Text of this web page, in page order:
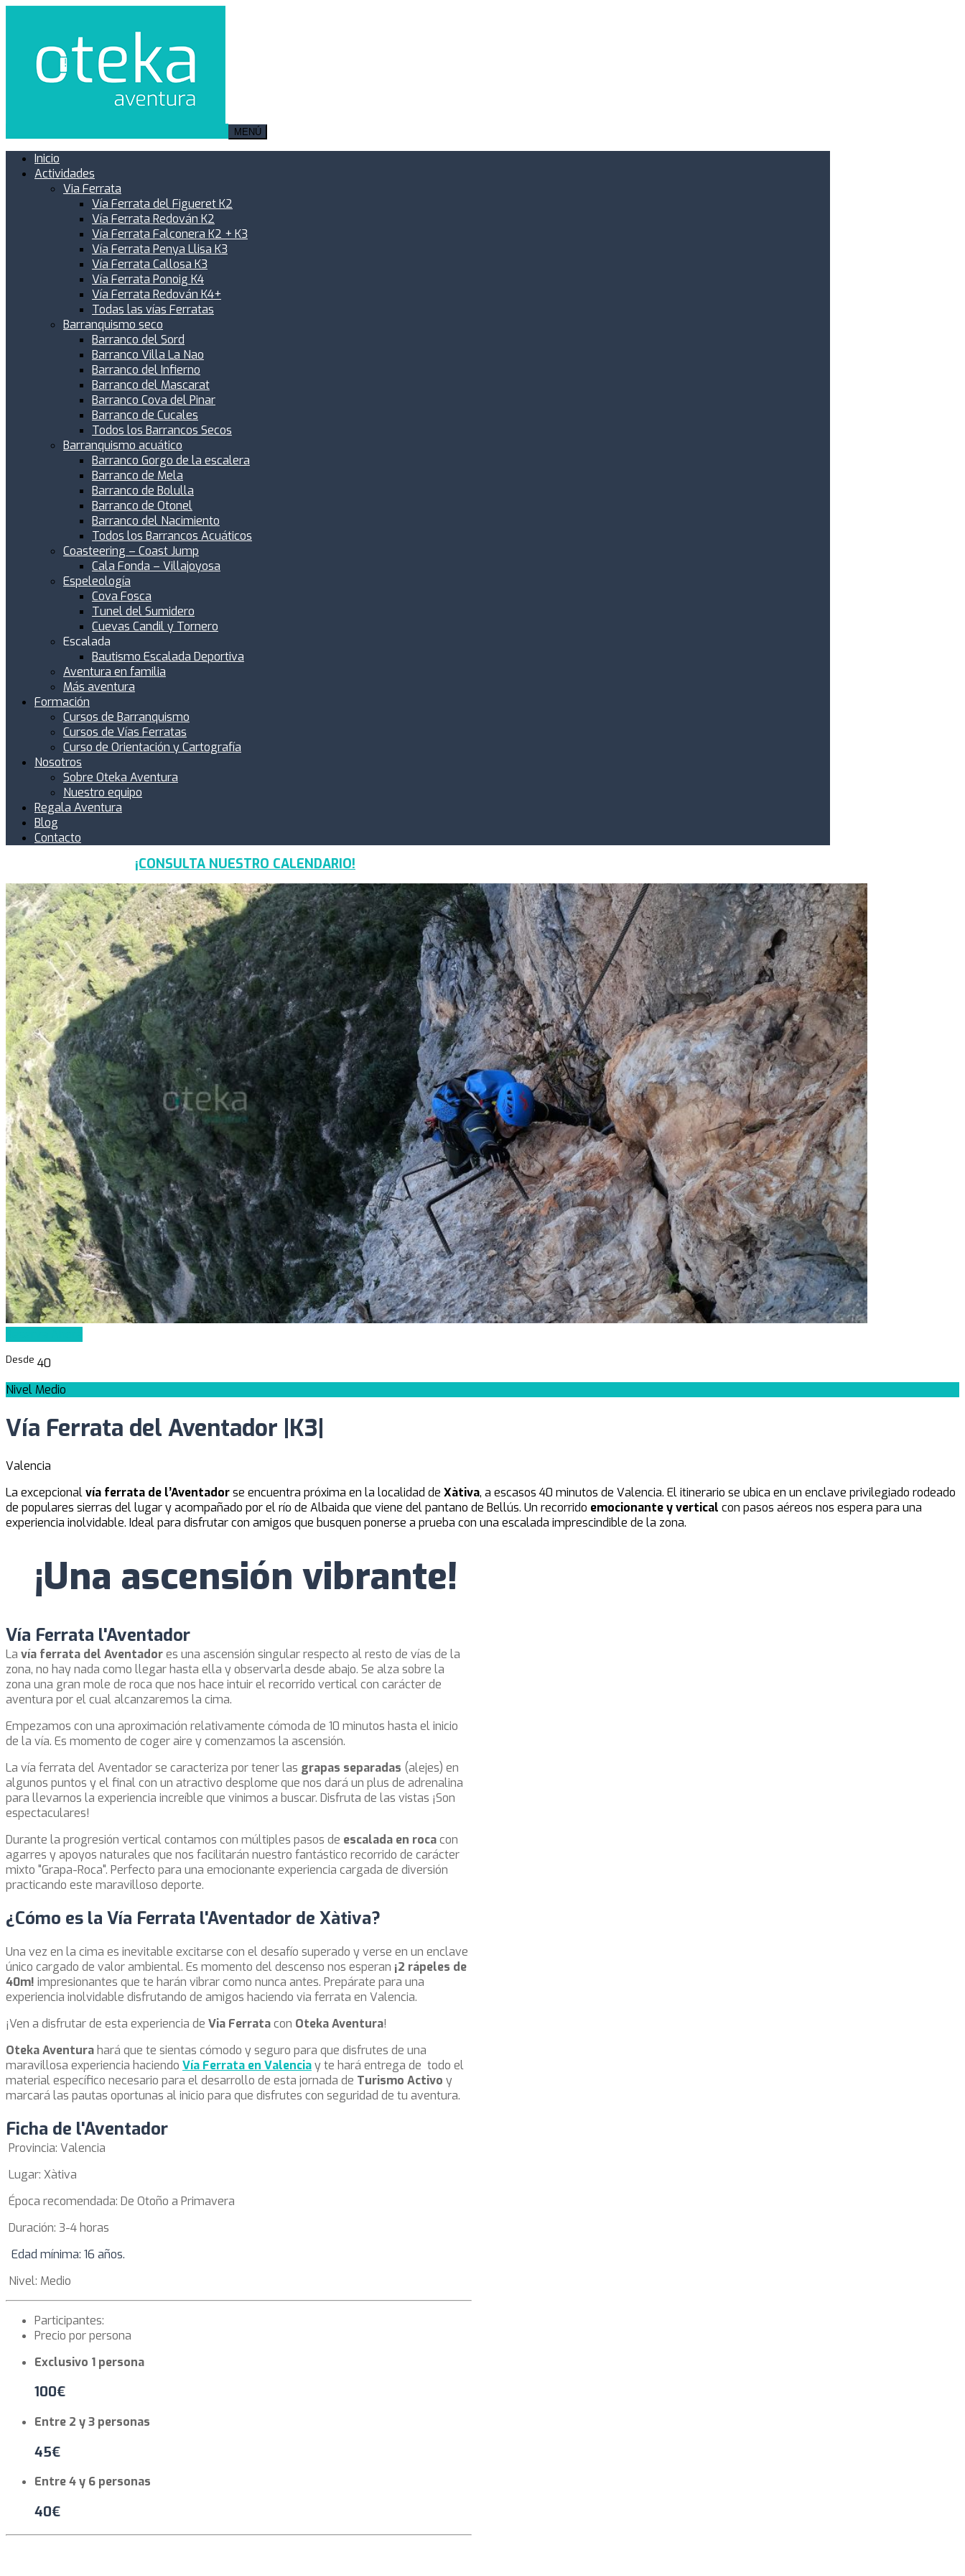
MENÚ
Inicio
Actividades
Via Ferrata
Vía Ferrata del Figueret K2
Vía Ferrata Redován K2
Vía Ferrata Falconera K2 + K3
Vía Ferrata Penya Llisa K3
Vía Ferrata Callosa K3
Vía Ferrata Ponoig K4
Vía Ferrata Redován K4+
Todas las vías Ferratas
Barranquismo seco
Barranco del Sord
Barranco Villa La Nao
Barranco del Infierno
Barranco del Mascarat
Barranco Cova del Pinar
Barranco de Cucales
Todos los Barrancos Secos
Barranquismo acuático
Barranco Gorgo de la escalera
Barranco de Mela
Barranco de Bolulla
Barranco de Otonel
Barranco del Nacimiento
Todos los Barrancos Acuáticos
Coasteering – Coast Jump
Cala Fonda – Villajoyosa
Espeleología
Cova Fosca
Tunel del Sumidero
Cuevas Candil y Tornero
Escalada
Bautismo Escalada Deportiva
Aventura en familia
Más aventura
Formación
Cursos de Barranquismo
Cursos de Vías Ferratas
Curso de Orientación y Cartografía
Nosotros
Sobre Oteka Aventura
Nuestro equipo
Regala Aventura
Blog
Contacto
¡CONSULTA NUESTRO CALENDARIO!
Desde 40
Nivel Medio
Vía Ferrata del Aventador |K3|
Valencia
La excepcionalvía ferrata de l’Aventadorse encuentra próxima en la localidad de Xàtiva, a escasos 40 minutos de Valencia. El itinerario se ubica en un enclave privilegiado rodeado
de populares sierras del lugar y acompañado por el río de Albaida que viene del pantano de Bellús. Un recorrido emocionante y vertical con pasos aéreos nos espera para una
experiencia inolvidable. Ideal para disfrutar con amigos que busquen ponerse a prueba con una escalada imprescindible de la zona.
¡Una ascensión vibrante!
Vía Ferrata l'Aventador
La vía ferrata del Aventadores una ascensión singular respecto al resto de vías de la
zona, no hay nada como llegar hasta ella y observarla desde abajo. Se alza sobre la
zona una gran mole de roca que nos hace intuir el recorrido vertical con carácter de
aventura por el cual alcanzaremos la cima.
Empezamos con una aproximación relativamente cómoda de 10 minutos hasta el inicio
de la vía. Es momento de coger aire y comenzamos la ascensión.
La vía ferrata del Aventador se caracteriza por tener las grapas separadas (alejes) en
algunos puntos y el final con un atractivo desplome que nos dará un plus de adrenalina
para llevarnos la experiencia increíble que vinimos a buscar. Disfruta de las vistas ¡Son
espectaculares!
Durante la progresión vertical contamos con múltiples pasos de escalada en rocacon
agarres y apoyos naturales que nos facilitarán nuestro fantástico recorrido de carácter
mixto "Grapa-Roca". Perfecto para una emocionante experiencia cargada de diversión
practicando este maravilloso deporte.
¿Cómo es la Vía Ferrata l'Aventador de Xàtiva?
Una vez en la cima es inevitable excitarse con el desafío superado y verse en un enclave
único cargado de valor ambiental. Es momento del descenso nos esperan ¡2 rápeles de
40m! impresionantes que te harán vibrar como nunca antes. Prepárate para una
experiencia inolvidable disfrutando de amigos haciendo via ferrata en Valencia.
¡Ven a disfrutar de esta experiencia de Via Ferratacon Oteka Aventura!
Oteka Aventurahará que te sientas cómodo y seguro para que disfrutes de una
maravillosa experiencia haciendo Vía Ferrata en Valenciay te hará entrega de todo el
material específico necesario para el desarrollo de esta jornada de Turismo Activo y
marcará las pautas oportunas al inicio para que disfrutes con seguridad de tu aventura.
Ficha de l'Aventador
Provincia: Valencia
Lugar: Xàtiva
Época recomendada: De Otoño a Primavera
Duración: 3-4 horas
Edad mínima: 16 años.
Nivel: Medio
Participantes:
Precio por persona
Exclusivo 1 persona
100€
Entre 2 y 3 personas
45€
Entre 4 y 6 personas
40€